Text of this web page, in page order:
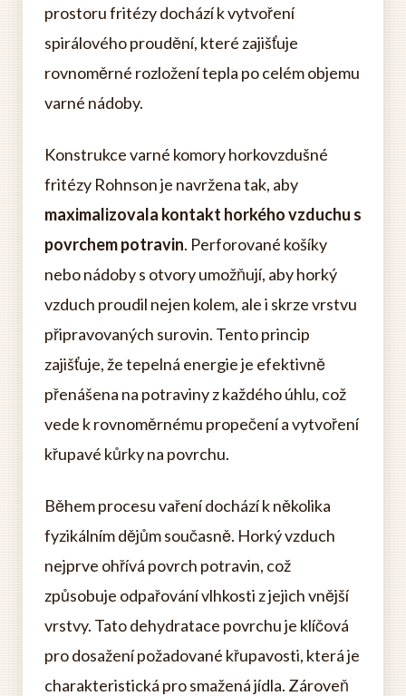
prostoru fritézy dochází k vytvoření
spirálového proudění, které zajišťuje
rovnoměrné rozložení tepla po celém objemu
varné nádoby.
Konstrukce varné komory horkovzdušné
fritézy Rohnson je navržena tak, aby
maximalizovala kontakt horkého vzduchu s
povrchem potravin. Perforované košíky
nebo nádoby s otvory umožňují, aby horký
vzduch proudil nejen kolem, ale i skrze vrstvu
připravovaných surovin. Tento princip
zajišťuje, že tepelná energie je efektivně
přenášena na potraviny z každého úhlu, což
vede k rovnoměrnému propečení a vytvoření
křupavé kůrky na povrchu.
Během procesu vaření dochází k několika
fyzikálním dějům současně. Horký vzduch
nejprve ohřívá povrch potravin, což
způsobuje odpařování vlhkosti z jejich vnější
vrstvy. Tato dehydratace povrchu je klíčová
pro dosažení požadované křupavosti, která je
charakteristická pro smažená jídla. Zároveň